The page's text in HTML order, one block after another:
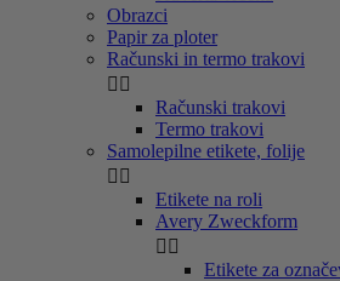
Obrazci
Papir za ploter
Računski in termo trakovi
 
Računski trakovi
Termo trakovi
Samolepilne etikete, folije
 
Etikete na roli
Avery Zweckform
 
Etikete za